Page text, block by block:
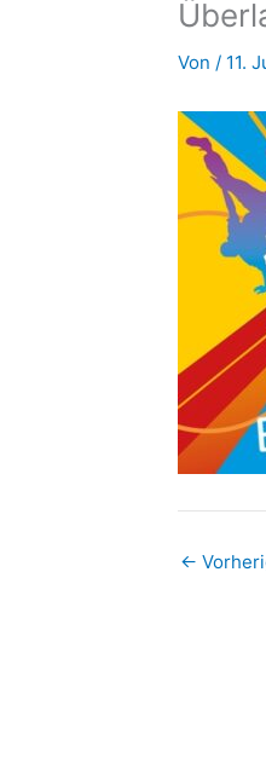
Von / 11.
←